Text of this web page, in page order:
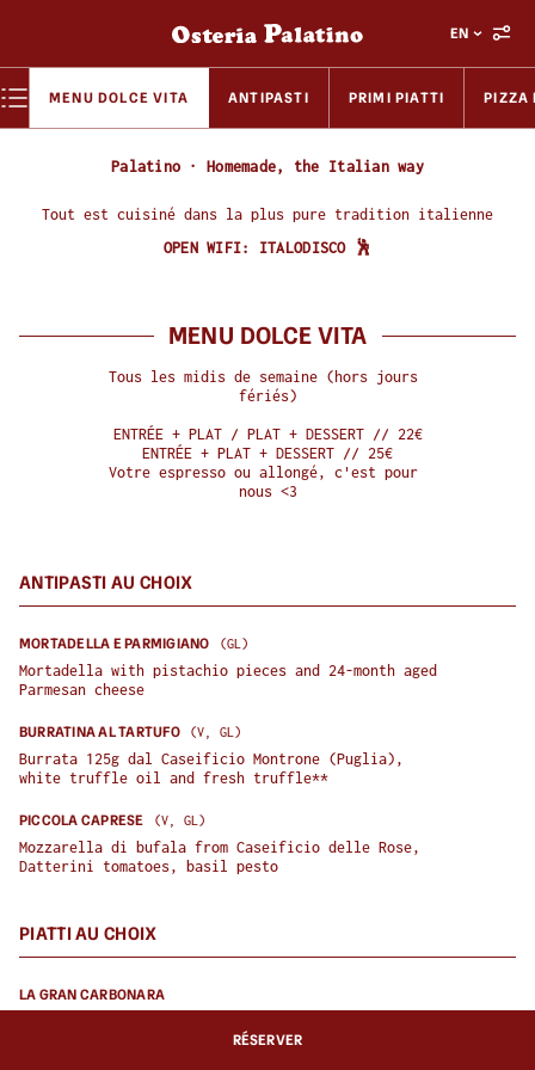
EN
MENU DOLCE VITA ANTIPASTI PRIMI PIATTI PIZZA
Palatino · Homemade, the Italian way
Tout est cuisiné dans la plus pure tradition italienne
OPEN WIFI: ITALODISCO 🕺
MENU DOLCE VITA
Tous les midis de semaine (hors jours
fériés)
ENTRÉE + PLAT / PLAT + DESSERT // 22€
ENTRÉE + PLAT + DESSERT // 25€
Votre espresso ou allongé, c'est pour
nous <3
ANTIPASTI AU CHOIX
MORTADELLA E PARMIGIANO (GL )
Mortadella with pistachio pieces and 24-month aged
Parmesan cheese
BURRATINA AL TARTUFO (V, GL )
Burrata 125g dal Caseificio Montrone (Puglia),
white truffle oil and fresh truffle**
PICCOLA CAPRESE (V, GL )
Mozzarella di bufala from Caseificio delle Rose,
Datterini tomatoes, basil pesto
PIATTI AU CHOIX
LA GRAN CARBONARA
RÉSERVER